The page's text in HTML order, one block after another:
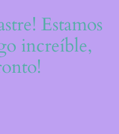
Estamos
increíble,